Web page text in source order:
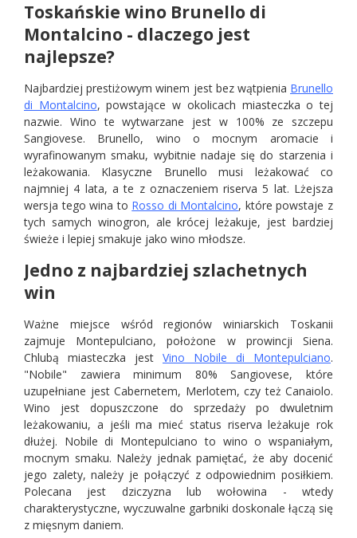
Toskańskie wino Brunello di
Montalcino - dlaczego jest
najlepsze?
Najbardziej prestiżowym winem jest bez wątpienia Brunello
di Montalcino, powstające w okolicach miasteczka o tej
nazwie. Wino te wytwarzane jest w 100% ze szczepu
Sangiovese. Brunello, wino o mocnym aromacie i
wyrafinowanym smaku, wybitnie nadaje się do starzenia i
leżakowania. Klasyczne Brunello musi leżakować co
najmniej 4 lata, a te z oznaczeniem riserva 5 lat. Lżejsza
wersja tego wina to Rosso di Montalcino, które powstaje z
tych samych winogron, ale krócej leżakuje, jest bardziej
świeże i lepiej smakuje jako wino młodsze.
Jedno z najbardziej szlachetnych
win
Ważne miejsce wśród regionów winiarskich Toskanii
zajmuje Montepulciano, położone w prowincji Siena.
Chlubą miasteczka jest Vino Nobile di Montepulciano.
"Nobile" zawiera minimum 80% Sangiovese, które
uzupełniane jest Cabernetem, Merlotem, czy też Canaiolo.
Wino jest dopuszczone do sprzedaży po dwuletnim
leżakowaniu, a jeśli ma mieć status riserva leżakuje rok
dłużej. Nobile di Montepulciano to wino o wspaniałym,
mocnym smaku. Należy jednak pamiętać, że aby docenić
jego zalety, należy je połączyć z odpowiednim posiłkiem.
Polecana jest dziczyzna lub wołowina - wtedy
charakterystyczne, wyczuwalne garbniki doskonale łączą się
z mięsnym daniem.